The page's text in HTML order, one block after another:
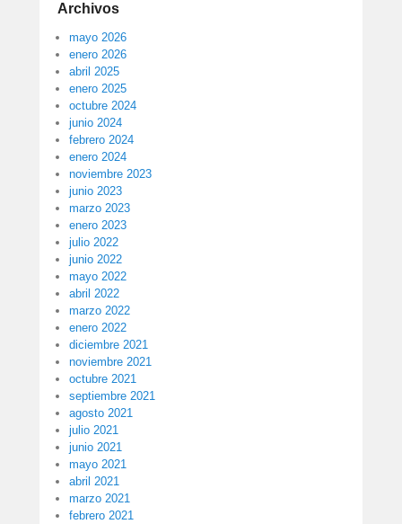
Archivos
mayo 2026
enero 2026
abril 2025
enero 2025
octubre 2024
junio 2024
febrero 2024
enero 2024
noviembre 2023
junio 2023
marzo 2023
enero 2023
julio 2022
junio 2022
mayo 2022
abril 2022
marzo 2022
enero 2022
diciembre 2021
noviembre 2021
octubre 2021
septiembre 2021
agosto 2021
julio 2021
junio 2021
mayo 2021
abril 2021
marzo 2021
febrero 2021